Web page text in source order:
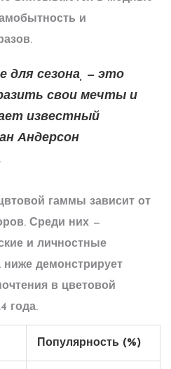
и
для сезона, — это
свои мечты и
известный
Андерсон
гаммы зависит от
Среди них —
и личностные
ниже демонстрирует
в цветовой
года.
Популярность (%)